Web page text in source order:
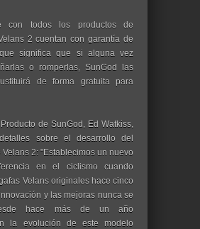
con todos los productos de
2 cuentan con garantía de
significa que si alguna vez
o romperlas, SunGod las
de forma gratuita para
de SunGod, Ed Watkiss,
sobre el desarrollo del
2: "Establecimos un nuevo
en el ciclismo cuando
Velans originales hace cinco
y las mejoras nunca se
hace más de un año
la evolución de este modelo